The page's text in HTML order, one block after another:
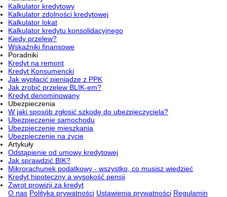
Kalkulator kredytowy
Kalkulator zdolności kredytowej
Kalkulator lokat
Kalkulator kredytu konsolidacyjnego
Kiedy przelew?
Wskaźniki finansowe
Poradniki
Kredyt na remont
Kredyt Konsumencki
Jak wypłacić pieniądze z PPK
Jak zrobić przelew BLIK-em?
Kredyt denominowany
Ubezpieczenia
W jaki sposób zgłosić szkodę do ubezpieczyciela?
Ubezpieczenie samochodu
Ubezpieczenie mieszkania
Ubezpieczenie na życie
Artykuły
Odstąpienie od umowy kredytowej
Jak sprawdzić BIK?
Mikrorachunek podatkowy - wszystko, co musisz wiedzieć
Kredyt hipoteczny a wysokość pensji
Zwrot prowizji za kredyt
O nas Polityka prywatności Ustawienia prywatności Regulamin